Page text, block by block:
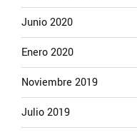
Junio 2020
Enero 2020
Noviembre 2019
Julio 2019